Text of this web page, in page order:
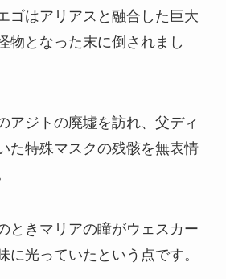
ゴはアリアスと融合した巨大
物となった末に倒されまし
アジトの廃墟を訪れ、父ディ
た特殊マスクの残骸を無表情
ときマリアの瞳がウェスカー
に光っていたという点です。